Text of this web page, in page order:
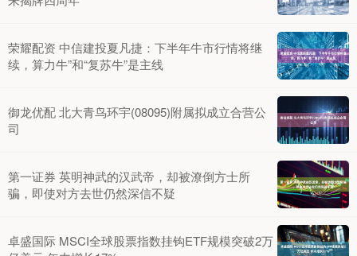
荣耀配资 中信建投夏凡捷：下半年牛市行情将继
续，算力牛”和“复苏牛”是主线
御龙优配 北大青鸟环宇(08095)附属拟成立合营公
司
第一证券 英明神武的汉武帝，却被潦倒方士所
骗，即使对方去世仍然深信不疑
卓盛国际 MSCI全球股票指数挂钩ETF规模突破2万